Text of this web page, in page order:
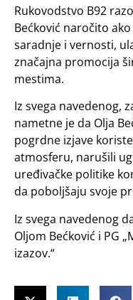
Rukovodstvo B92
Bećković naročito
saradnje i vernosti,
značajna promocija
mestima.
Iz svega navedenog,
nametne je da Olja
pogrdne izjave
atmosferu, narušili
uređivačke politike
da poboljšaju svoje
Iz svega navedenog
Oljom Bećković i PG
izazov.“